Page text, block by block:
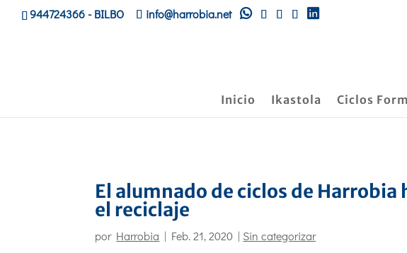
944724366- BILBO info@harrobia.net
Inicio Ikastola Ciclos
El alumnado de ciclos de
el reciclaje
por Harrobia | Feb. 21, 2020 | Sin categorizar